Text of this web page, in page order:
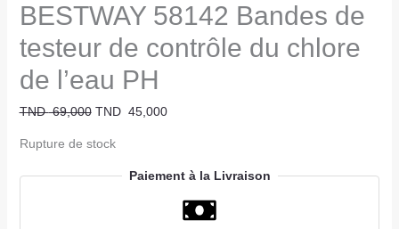
BESTWAY 58142 Bandes de
testeur de contrôle du chlore
de l’eau PH
TND69,000 TND 45,000
Rupture de stock
Paiement à la Livraison